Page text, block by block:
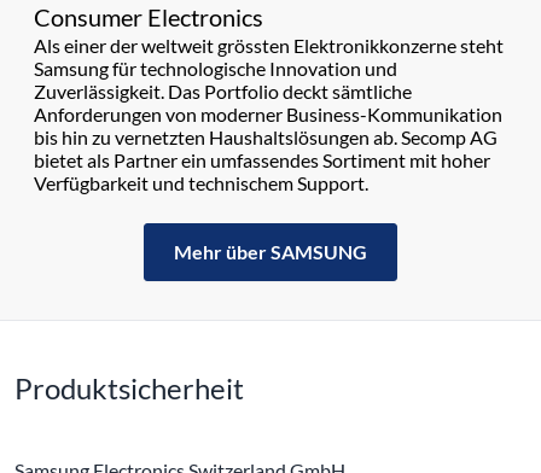
Consumer Electronics
Als einer der weltweit grössten Elektronikkonzerne steht
Samsung für technologische Innovation und
Zuverlässigkeit. Das Portfolio deckt sämtliche
Anforderungen von moderner Business-Kommunikation
bis hin zu vernetzten Haushaltslösungen ab. Secomp AG
bietet als Partner ein umfassendes Sortiment mit hoher
Verfügbarkeit und technischem Support.
Mehr über SAMSUNG
Produktsicherheit